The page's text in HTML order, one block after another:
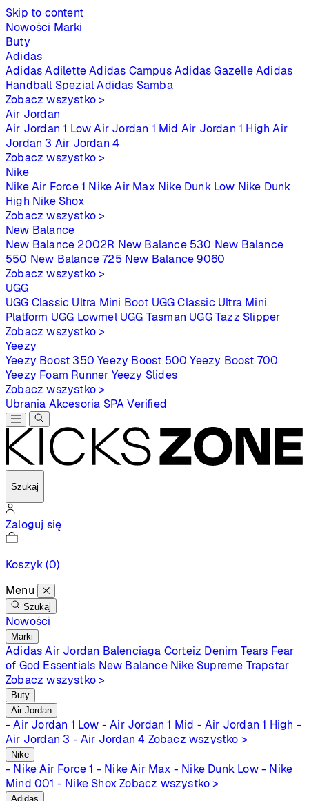
Skip to content
Nowości Marki
Buty
Adidas
Adidas Adilette Adidas Campus Adidas Gazelle Adidas
Handball Spezial Adidas Samba
Zobacz wszystko >
Air Jordan
Air Jordan 1 Low Air Jordan 1 Mid Air Jordan 1 High Air
Jordan 3 Air Jordan 4
Zobacz wszystko >
Nike
Nike Air Force 1 Nike Air Max Nike Dunk Low Nike Dunk
High Nike Shox
Zobacz wszystko >
New Balance
New Balance 2002R New Balance 530 New Balance
550 New Balance 725 New Balance 9060
Zobacz wszystko >
UGG
UGG Classic Ultra Mini Boot UGG Classic Ultra Mini
Platform UGG Lowmel UGG Tasman UGG Tazz Slipper
Zobacz wszystko >
Yeezy
Yeezy Boost 350 Yeezy Boost 500 Yeezy Boost 700
Yeezy Foam Runner Yeezy Slides
Zobacz wszystko >
Ubrania Akcesoria SPAVerified
Szukaj
Zaloguj się
Koszyk(0)
Menu
Szukaj
Nowości
Marki
Adidas Air Jordan Balenciaga Corteiz Denim Tears Fear
of God Essentials New Balance Nike Supreme Trapstar
Zobacz wszystko >
Buty
Air Jordan
- Air Jordan 1 Low - Air Jordan 1 Mid - Air Jordan 1 High -
Air Jordan 3 - Air Jordan 4 Zobacz wszystko >
Nike
- Nike Air Force 1 - Nike Air Max - Nike Dunk Low - Nike
Mind 001 - Nike Shox Zobacz wszystko >
Adidas